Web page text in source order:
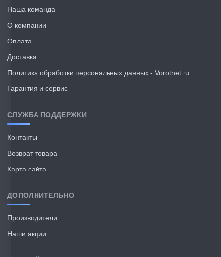
Наша команда
О компании
Оплата
Доставка
Политика обработки персональных данных - Vorotnet.ru
Гарантия и сервис
СЛУЖБА ПОДДЕРЖКИ
Контакты
Возврат товара
Карта сайта
ДОПОЛНИТЕЛЬНО
Производители
Наши акции